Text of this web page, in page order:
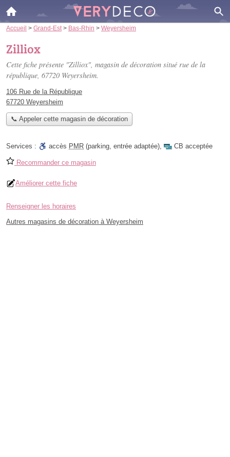
Accueil > Grand-Est > Bas-Rhin > Weyersheim
Zilliox
Cette fiche présente "Zilliox", magasin de décoration situé rue de la
république, 67720 Weyersheim.
106 Rue de la République
67720 Weyersheim
📞 Appeler cette magasin de décoration
Services : accès PMR (parking, entrée adaptée), CB acceptée
Recommander ce magasin
Améliorer cette fiche
Renseigner les horaires
Autres magasins de décoration à Weyersheim